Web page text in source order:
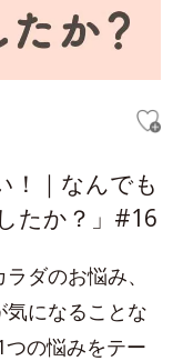
！｜なんでも
たか？」#16
ダのお悩み、
になることな
の悩みをテー